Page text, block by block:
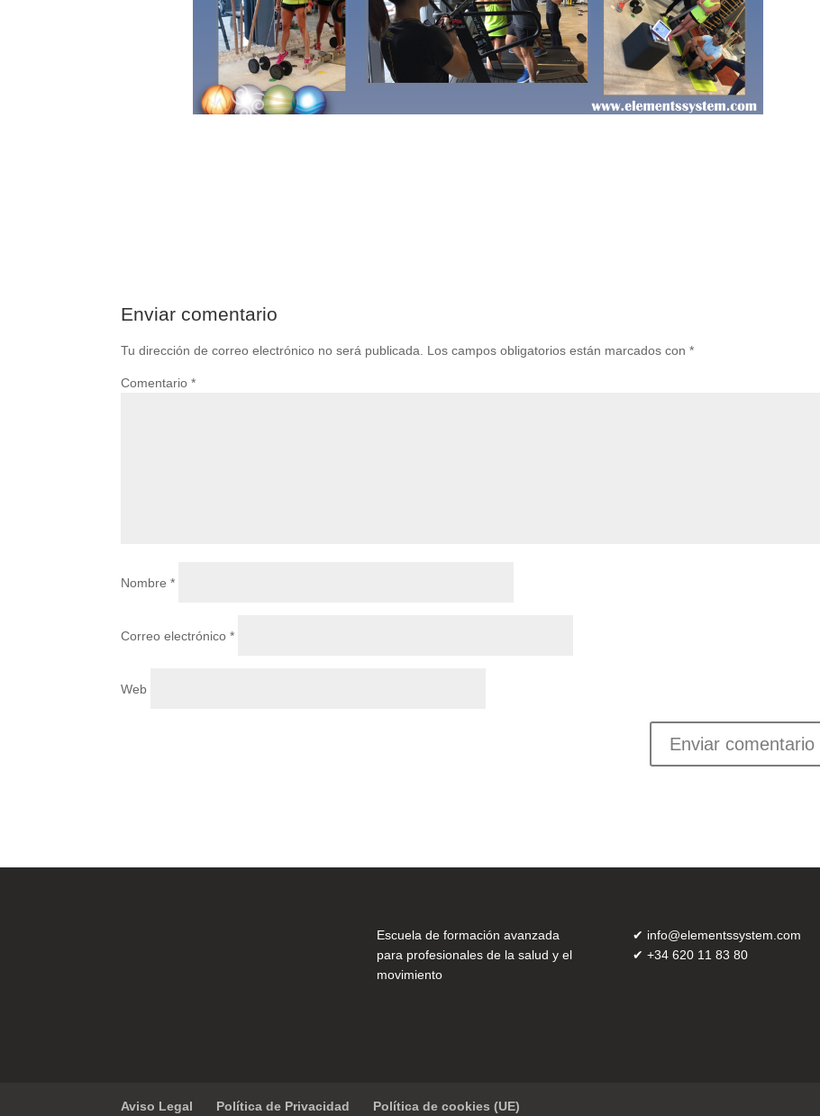
Enviar comentario
Tu dirección de correo electrónico no será publicada. Los campos obligatorios están marcados con*
Comentario*
Nombre*
Correo electrónico*
Web
Escuela de formación avanzada
para profesionales de la salud y el
movimiento
✔ info@elementssystem.com
✔ +34 620 11 83 80
Aviso Legal Política de Privacidad Política de cookies (UE)